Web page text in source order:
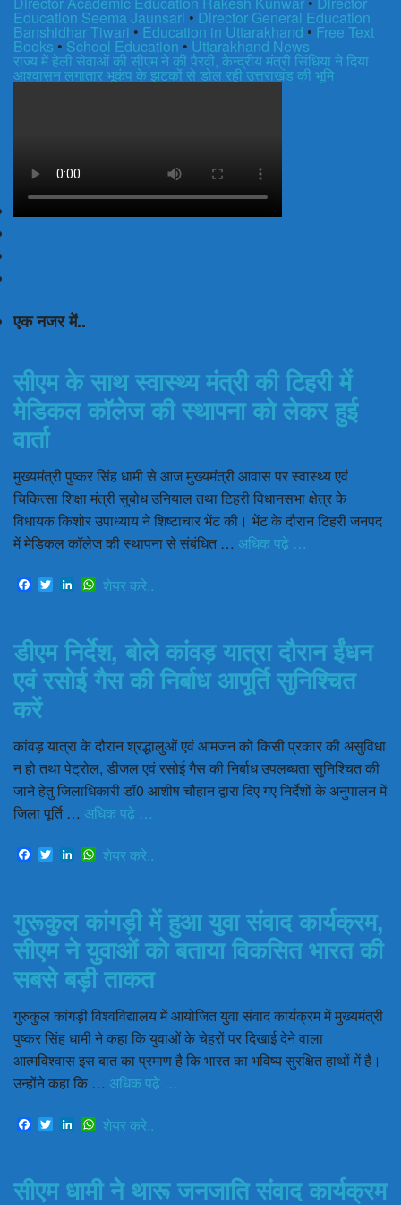
Education Seema Jaunsari • Director General Education
Banshidhar Tiwari • Education in Uttarakhand • Free Text
Books • School Education • Uttarakhand News
राज्य में हेली सेवाओं की सीएम ने की पैरवी, केन्द्रीय मंत्री सिंधिया ने दिया
आश्वासनलगातार भूकंप के झटकों से डोल रही उत्तराखंड की भूमि
एक नजर में..
सीएम के साथ स्वास्थ्य मंत्री की टिहरी में
मेडिकल कॉलेज की स्थापना को लेकर हुई
वार्ता
मुख्यमंत्री पुष्कर सिंह धामी से आज मुख्यमंत्री आवास पर स्वास्थ्य एवं
चिकित्सा शिक्षा मंत्री सुबोध उनियाल तथा टिहरी विधानसभा क्षेत्र के
विधायक किशोर उपाध्याय ने शिष्टाचार भेंट की। भेंट के दौरान टिहरी जनपद
में मेडिकल कॉलेज की स्थापना से संबंधित … अधिक पढे़ …
Facebook
TwitterLinkedInWhatsApp
शेयर करे..
डीएम निर्देश, बोले कांवड़ यात्रा दौरान ईंधन
एवं रसोई गैस की निर्बाध आपूर्ति सुनिश्चित
करें
कांवड़ यात्रा के दौरान श्रद्धालुओं एवं आमजन को किसी प्रकार की असुविधा
न हो तथा पेट्रोल, डीजल एवं रसोई गैस की निर्बाध उपलब्धता सुनिश्चित की
जाने हेतु जिलाधिकारी डॉ0 आशीष चौहान द्वारा दिए गए निर्देशों के अनुपालन में
जिला पूर्ति … अधिक पढे़ …
Facebook
TwitterLinkedInWhatsApp
शेयर करे..
गुरूकुल कांगड़ी में हुआ युवा संवाद कार्यक्रम,
सीएम ने युवाओं को बताया विकसित भारत की
सबसे बड़ी ताकत
गुरुकुल कांगड़ी विश्वविद्यालय में आयोजित युवा संवाद कार्यक्रम में मुख्यमंत्री
पुष्कर सिंह धामी ने कहा कि युवाओं के चेहरों पर दिखाई देने वाला
आत्मविश्वास इस बात का प्रमाण है कि भारत का भविष्य सुरक्षित हाथों में है।
उन्होंने कहा कि … अधिक पढे़ …
Facebook
TwitterLinkedInWhatsApp
शेयर करे..
सीएम धामी ने थारू जनजाति संवाद कार्यक्रम